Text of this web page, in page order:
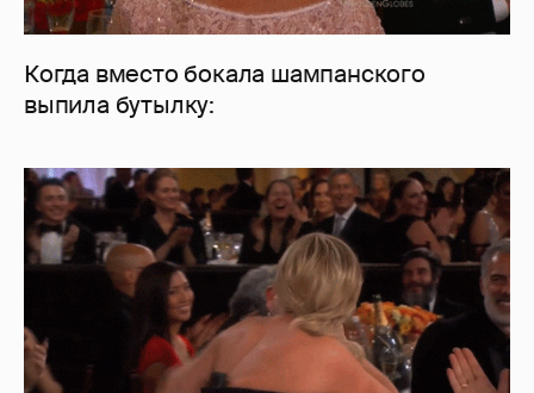
Когда вместо бокала шампанского
выпила бутылку: